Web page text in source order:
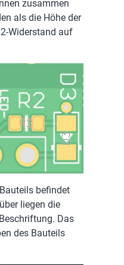
zusammen
als die Höhe der
Widerstand auf
befindet
liegen die
Das
des Bauteils